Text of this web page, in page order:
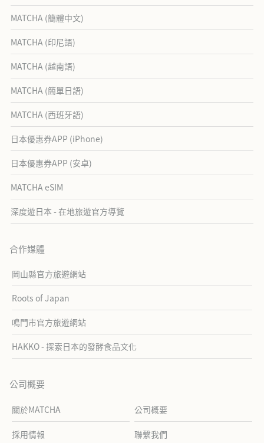
MATCHA (簡體中文)
MATCHA (印尼語)
MATCHA (越南語)
MATCHA (簡單日語)
MATCHA (西班牙語)
日本優惠券APP (iPhone)
日本優惠券APP (安卓)
MATCHA eSIM
深度遊日本 - 在地旅遊官方導覽
合作媒體
岡山縣官方旅遊網站
Roots of Japan
鳴門市官方旅遊網站
HAKKO - 探索日本的發酵食品文化
公司概要
關於MATCHA 公司概要
採用情報 聯繫我們